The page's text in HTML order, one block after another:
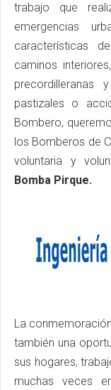
trabajo que
emergencias
características
caminos
precordilleranas
pastizales o
Bombero,
los Bomberos de
voluntaria y
Bomba Pirque.
La
también una
sus hogares,
muchas veces